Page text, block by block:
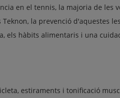
en el tennis, la majoria de les
la prevenció d'aquestes
els hàbits alimentaris i una
estiraments i tonificació